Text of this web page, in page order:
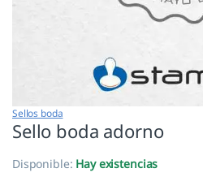
Sellos boda
Sello boda adorno
Disponible: Hay existencias